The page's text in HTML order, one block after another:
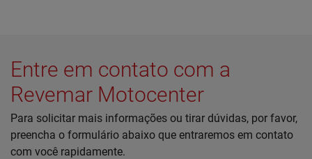
Entre em contato com a
Revemar Motocenter
Para solicitar mais informações ou tirar dúvidas, por favor,
preencha o formulário abaixo que entraremos em contato
com você rapidamente.